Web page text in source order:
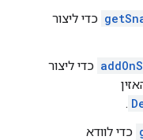
כדי ליצור
כדי ליצור
.
כדי לוודא